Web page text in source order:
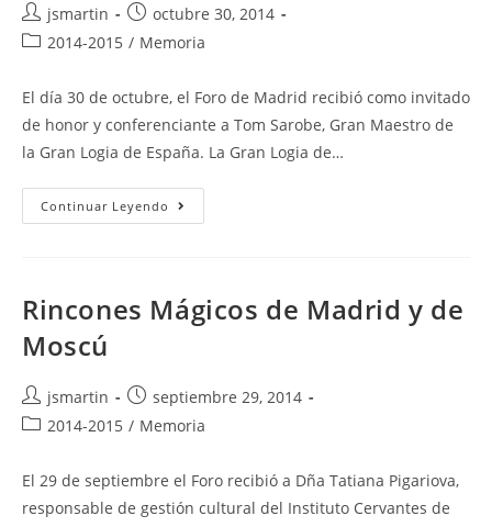
Autor
de
jsmartin
Publicación
de
octubre 30, 2014
Categoría
la
entrada:
2014-2015 / Memoria
El día 30 de octubre, el Foro de Madrid recibió como invitado
de honor y conferenciante a Tom Sarobe, Gran Maestro de
la Gran Logia de España. La Gran Logia de…
Continuar Leyendo Masonería
Y
Rincones Mágicos de Madrid y de
Moscú
Autor
de
jsmartin
Publicación
de
septiembre 29, 2014
Categoría
la
entrada:
2014-2015 / Memoria
El 29 de septiembre el Foro recibió a Dña Tatiana Pigariova,
responsable de gestión cultural del Instituto Cervantes de